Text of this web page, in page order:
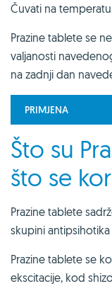
Čuvati na
Prazine tablete se
valjanosti
na zadnji dan
PRIMJENA
Što su
što se
Prazine tablete
skupini antipsihotika
Prazine tablete se
ekscitacije, kod